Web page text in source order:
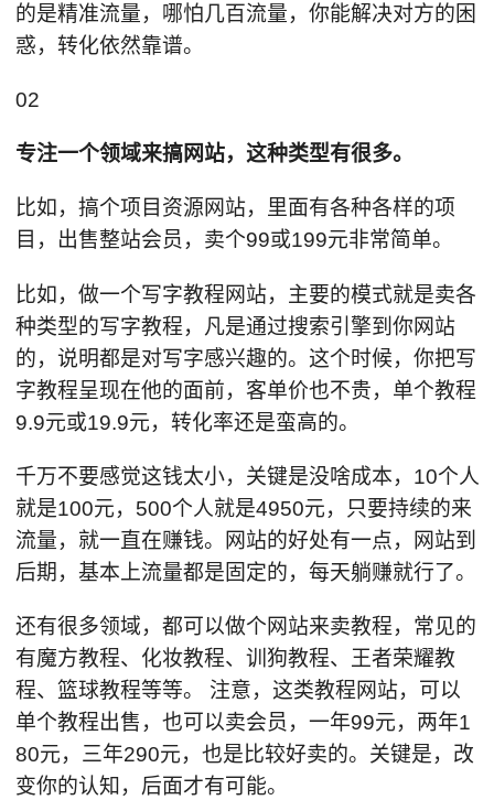
的是精准流量，哪怕几百流量，你能解决对方的困
惑，转化依然靠谱。
02
专注一个领域来搞网站，这种类型有很多。
比如，搞个项目资源网站，里面有各种各样的项
目，出售整站会员，卖个99或199元非常简单。
比如，做一个写字教程网站，主要的模式就是卖各
种类型的写字教程，凡是通过搜索引擎到你网站
的，说明都是对写字感兴趣的。这个时候，你把写
字教程呈现在他的面前，客单价也不贵，单个教程
9.9元或19.9元，转化率还是蛮高的。
千万不要感觉这钱太小，关键是没啥成本，10个人
就是100元，500个人就是4950元，只要持续的来
流量，就一直在赚钱。网站的好处有一点，网站到
后期，基本上流量都是固定的，每天躺赚就行了。
还有很多领域，都可以做个网站来卖教程，常见的
有魔方教程、化妆教程、训狗教程、王者荣耀教
程、篮球教程等等。 注意，这类教程网站，可以
单个教程出售，也可以卖会员，一年99元，两年1
80元，三年290元，也是比较好卖的。关键是，改
变你的认知，后面才有可能。